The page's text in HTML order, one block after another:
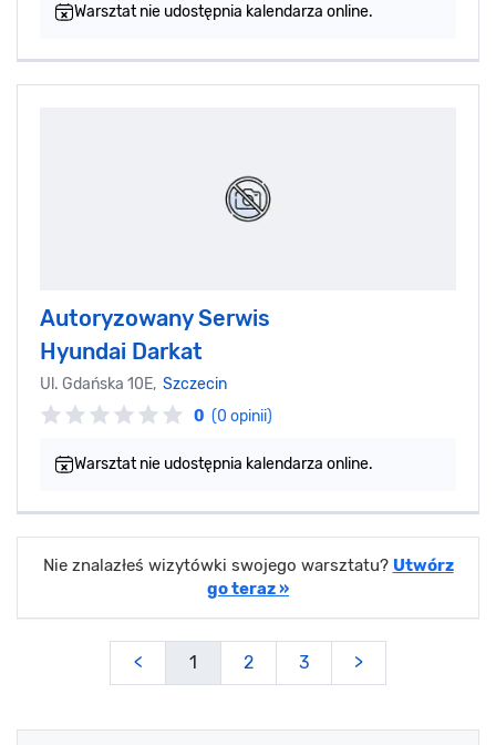
Warsztat nie udostępnia kalendarza online.
Autoryzowany Serwis
Hyundai Darkat
Ul. Gdańska 10E, Szczecin
0 (0 opinii)
Warsztat nie udostępnia kalendarza online.
Nie znalazłeś wizytówki swojego warsztatu? Utwórz
go teraz »
< 1 2 3 >